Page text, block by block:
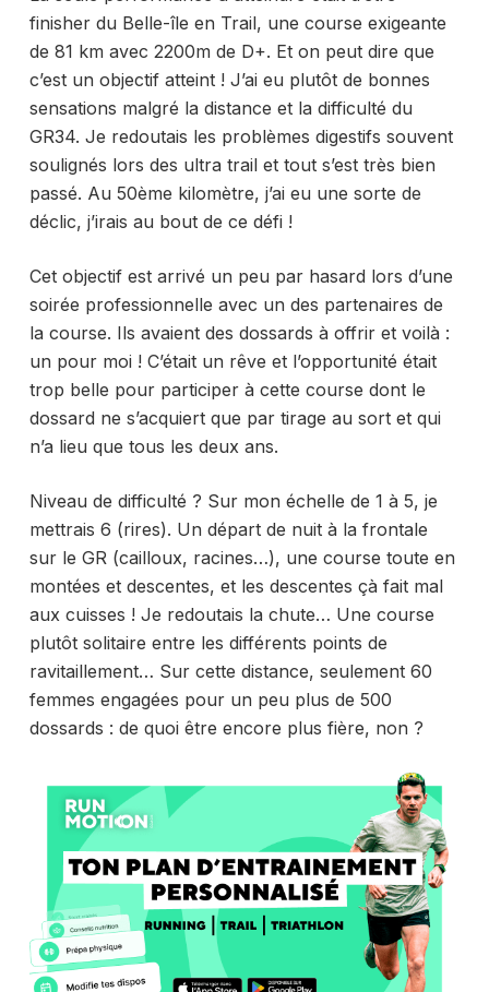
finisher du Belle-île en Trail, une course exigeante
de 81 km avec 2200m de D+. Et on peut dire que
c’est un objectif atteint ! J’ai eu plutôt de bonnes
sensations malgré la distance et la difficulté du
GR34. Je redoutais les problèmes digestifs souvent
soulignés lors des ultra trail et tout s’est très bien
passé. Au 50ème kilomètre, j’ai eu une sorte de
déclic, j’irais au bout de ce défi !
Cet objectif est arrivé un peu par hasard lors d’une
soirée professionnelle avec un des partenaires de
la course. Ils avaient des dossards à offrir et voilà :
un pour moi ! C’était un rêve et l’opportunité était
trop belle pour participer à cette course dont le
dossard ne s’acquiert que par tirage au sort et qui
n’a lieu que tous les deux ans.
Niveau de difficulté ? Sur mon échelle de 1 à 5, je
mettrais 6 (rires). Un départ de nuit à la frontale
sur le GR (cailloux, racines…), une course toute en
montées et descentes, et les descentes çà fait mal
aux cuisses ! Je redoutais la chute… Une course
plutôt solitaire entre les différents points de
ravitaillement… Sur cette distance, seulement 60
femmes engagées pour un peu plus de 500
dossards : de quoi être encore plus fière, non ?